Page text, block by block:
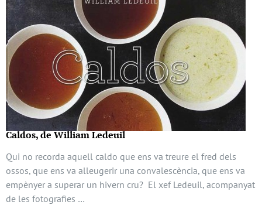
Caldos, de William Ledeuil
Qui no recorda aquell caldo que ens va treure el fred dels
ossos, que ens va alleugerir una convalescència, que ens va
empènyer a superar un hivern cru? El xef Ledeuil, acompanyat
de les fotografies …